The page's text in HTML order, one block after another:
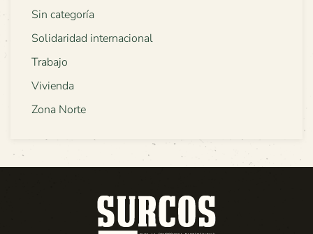
Sin categoría
Solidaridad internacional
Trabajo
Vivienda
Zona Norte